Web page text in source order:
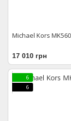
Michael Kors
17 010 грн
6
6